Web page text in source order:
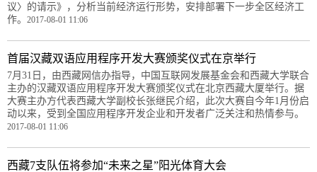
议〉的请示》，分析当前经济运行形势，安排部署下一步全区经济工
作。 2017-08-01 11:06
首届汉藏双语应用程序开发大赛颁奖仪式在京举行
7月31日，由西藏网信办指导，中国互联网发展基金会和西藏大学联合
主办的汉藏双语应用程序开发大赛颁奖仪式在北京西藏大厦举行。据
大赛主办方代表西藏大学副校长张继民介绍，此次大赛自今年1月份启
动以来，受到全国应用程序开发企业和开发者广泛关注和热情参与。
2017-08-01 11:06
西藏7支队伍将参加“未来之星”阳光体育大会